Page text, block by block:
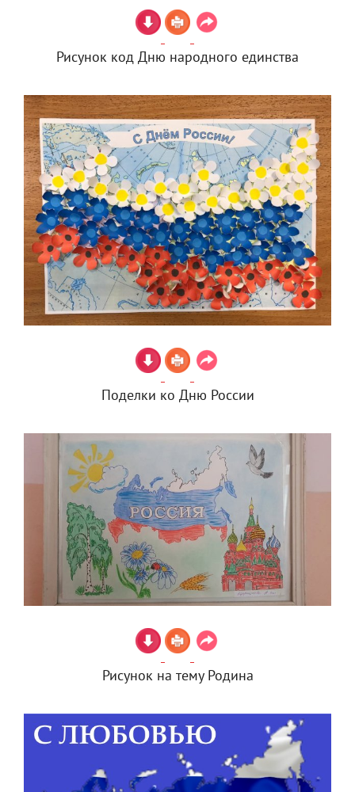
Рисунок код Дню народного единства
Поделки ко Дню России
Рисунок на тему Родина